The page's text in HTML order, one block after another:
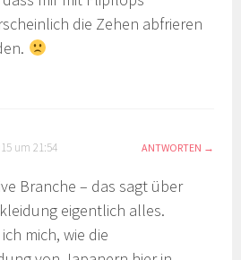
die Zehen abfrieren
um 21:54 ANTWORTEN
Branche – das sagt über
eigentlich alles.
mich, wie die